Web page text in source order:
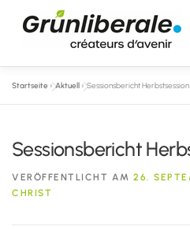
Inhalt
AKTUELL
IN DEN MEDIEN FOTOS
Startseite »Aktuell »Sessionsbericht
Sessionsbericht
VERÖFFENTLICHT AM 26.
CHRIST